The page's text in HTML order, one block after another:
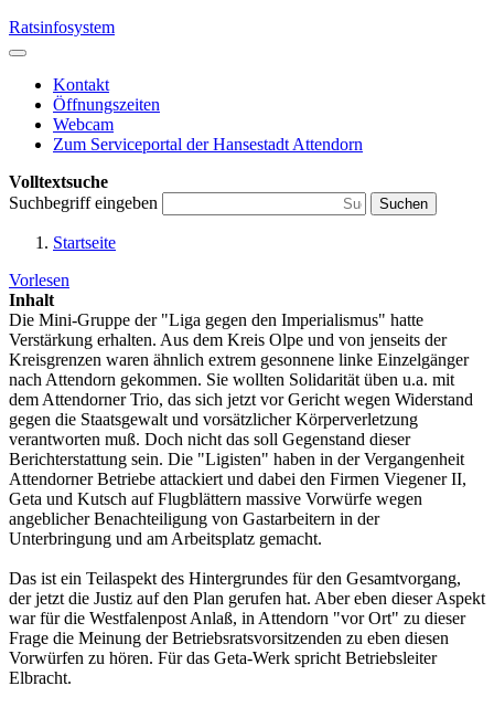
Ratsinfosystem
Kontakt
Öffnungszeiten
Webcam
Zum Serviceportal der Hansestadt Attendorn
Volltextsuche
Suchbegriff eingeben
Suchen
Startseite
Vorlesen
Inhalt
Die Mini-Gruppe der "Liga gegen den Imperialismus" hatte
Verstärkung erhalten. Aus dem Kreis Olpe und von jenseits der
Kreisgrenzen waren ähnlich extrem gesonnene linke Einzelgänger
nach Attendorn gekommen. Sie wollten Solidarität üben u.a. mit
dem Attendorner Trio, das sich jetzt vor Gericht wegen Widerstand
gegen die Staatsgewalt und vorsätzlicher Körperverletzung
verantworten muß. Doch nicht das soll Gegenstand dieser
Berichterstattung sein. Die "Ligisten" haben in der Vergangenheit
Attendorner Betriebe attackiert und dabei den Firmen Viegener II,
Geta und Kutsch auf Flugblättern massive Vorwürfe wegen
angeblicher Benachteiligung von Gastarbeitern in der
Unterbringung und am Arbeitsplatz gemacht.
Das ist ein Teilaspekt des Hintergrundes für den Gesamtvorgang,
der jetzt die Justiz auf den Plan gerufen hat. Aber eben dieser Aspekt
war für die Westfalenpost Anlaß, in Attendorn "vor Ort" zu dieser
Frage die Meinung der Betriebsratsvorsitzenden zu eben diesen
Vorwürfen zu hören. Für das Geta-Werk spricht Betriebsleiter
Elbracht.